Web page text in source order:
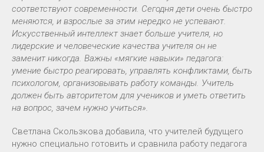
соответствуют современности. Сегодня дети очень быстро
меняются, и взрослые за этим нередко не успевают.
Искусственный интеллект знает больше учителя, но
лидерские и человеческие качества учителя он не
заменит никогда. Важны «мягкие навыки» педагога:
умение быстро реагировать, управлять конфликтами, быть
психологом, организовывать работу команды. Учитель
должен быть авторитетом для учеников и уметь ответить
на вопрос, зачем нужно учиться».
Светлана Скользкова добавила, что учителей будущего
нужно специально готовить и сравнила работу педагога